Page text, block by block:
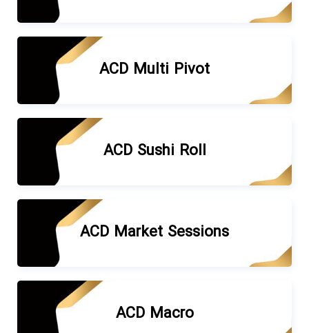
ACD Multi Pivot
ACD Sushi Roll
ACD Market Sessions
ACD Macro